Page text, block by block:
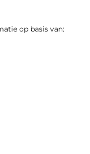
op basis van: